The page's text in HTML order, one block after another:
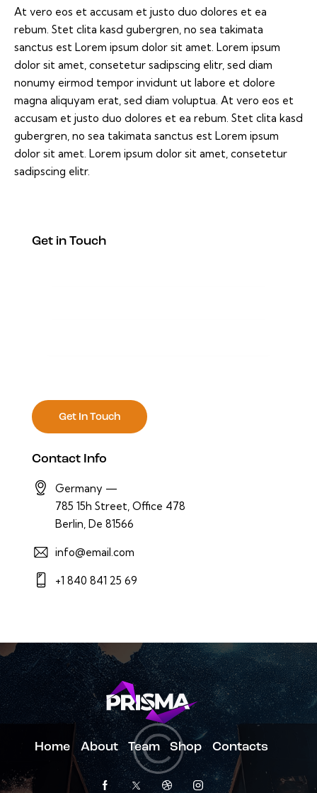
At vero eos et accusam et justo duo dolores et ea
rebum. Stet clita kasd gubergren, no sea takimata
sanctus est Lorem ipsum dolor sit amet. Lorem ipsum
dolor sit amet, consetetur sadipscing elitr, sed diam
nonumy eirmod tempor invidunt ut labore et dolore
magna aliquyam erat, sed diam voluptua. At vero eos et
accusam et justo duo dolores et ea rebum. Stet clita kasd
gubergren, no sea takimata sanctus est Lorem ipsum
dolor sit amet. Lorem ipsum dolor sit amet, consetetur
sadipscing elitr.
Get in Touch
Contact Info
Germany —
785 15h Street, Office 478
Berlin, De 81566
info@email.com
+1 840 841 25 69
Home About Team Shop Contacts